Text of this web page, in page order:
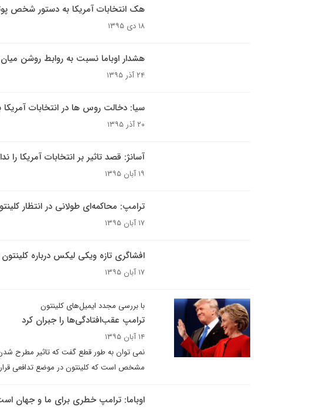
هک انتخابات آمریکا به دستور شخص
۱۸ دی ۱۳۹۵
هشدار اوباما نسبت به روابط روشن
۲۴ آذر ۱۳۹۵
سیا: دخالت روس ها در انتخابات
۲۰ آذر ۱۳۹۵
آسانژ: قصد تاثیر بر انتخابات آمریکا را
۱۹ آبان ۱۳۹۵
ترامپ: محاکمه‌ای طولانی در انتظار
۱۷ آبان ۱۳۹۵
افشاگری تازه ویکی لیکس درباره
۱۷ آبان ۱۳۹۵
با بررسی مجدد ایمیل‌های کلینتون
ترامپ عقب‌افتادگی‌‌ها را جبران کرد
۱۴ آبان ۱۳۹۵
نمی توان به طور قطع گفت که تاثیر مطرح
مشخص است که کلینتون در موضع تدافعی
اوباما: ترامپ خطری برای ما و جهان